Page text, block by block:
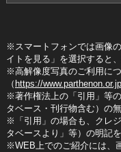
※スマートフォンでは画像
イトを見る」を選択すると
※高解像度写真のご利用に
（ https://
※著作権法上の「引用」等
タベース・刊行物含む）の
※「引用」の場合も、クレ
タベースより」等）の明記
※WEB上でのご紹介には、